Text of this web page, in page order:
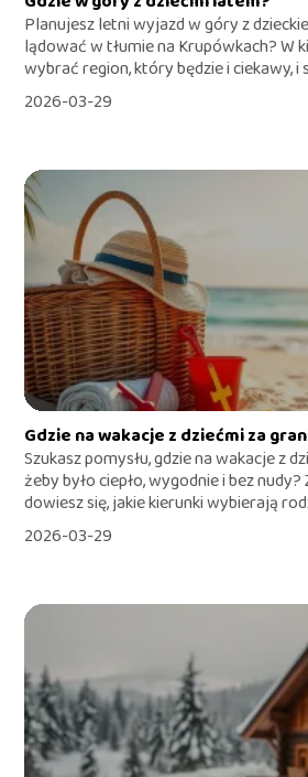
Planujesz letni wyjazd w góry z
lądować w tłumie na Krupówkach? W
wybrać region, który będzie i ciekawy, i
2026-03-29
Gdzie na wakacje z dziećmi za
Szukasz pomysłu, gdzie na wakacje z
żeby było ciepło, wygodnie i bez
dowiesz się, jakie kierunki wybierają
2026-03-29